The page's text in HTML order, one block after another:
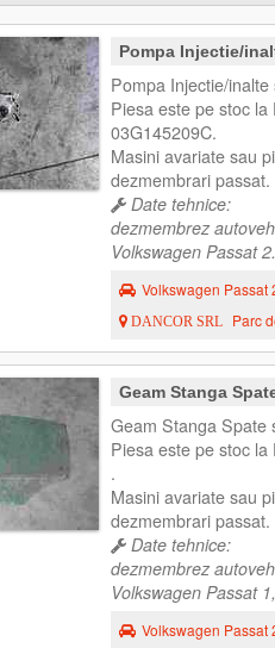
Pompa Injectie/
Pompa Injectie/
Piesa este pe stoc
03G145209C.
Masini avariate sau
dezmembrari passat.
Date tehnice:
dezmembrez
Volkswagen Passat
Volkswagen Passat
DANCOR SRL Parc
Geam Stanga
Geam Stanga Spate
Piesa este pe stoc
.
Masini avariate sau
dezmembrari passat.
Date tehnice:
dezmembrez
Volkswagen Passat
Volkswagen Passat